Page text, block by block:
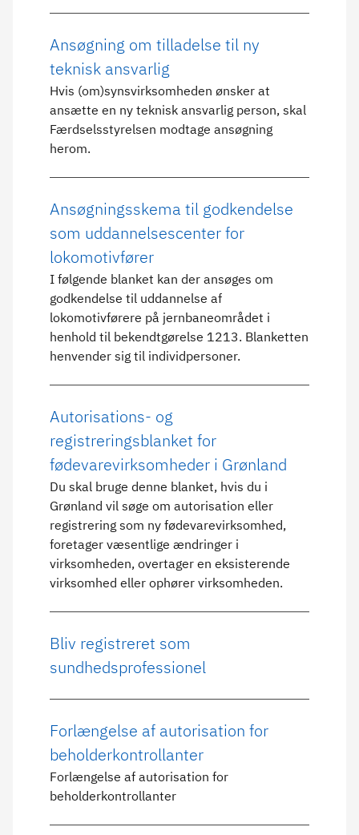
Ansøgning om tilladelse til ny
teknisk ansvarlig
Hvis (om)synsvirksomheden ønsker at
ansætte en ny teknisk ansvarlig person, skal
Færdselsstyrelsen modtage ansøgning
herom.
Ansøgningsskema til godkendelse
som uddannelsescenter for
lokomotivfører
I følgende blanket kan der ansøges om
godkendelse til uddannelse af
lokomotivførere på jernbaneområdet i
henhold til bekendtgørelse 1213. Blanketten
henvender sig til individpersoner.
Autorisations- og
registreringsblanket for
fødevarevirksomheder i Grønland
Du skal bruge denne blanket, hvis du i
Grønland vil søge om autorisation eller
registrering som ny fødevarevirksomhed,
foretager væsentlige ændringer i
virksomheden, overtager en eksisterende
virksomhed eller ophører virksomheden.
Bliv registreret som
sundhedsprofessionel
Forlængelse af autorisation for
beholderkontrollanter
Forlængelse af autorisation for
beholderkontrollanter